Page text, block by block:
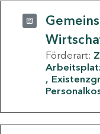
Förderart: